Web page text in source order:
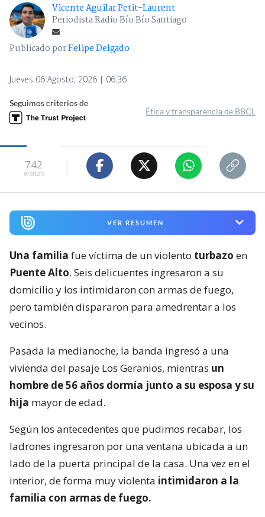
Vicente Aguilar Petit-Laurent
Periodista Radio Bío Bío Santiago
Publicado porFelipe Delgado
Jueves 06 Agosto, 2026 | 06:36
Seguimos criterios de
Ética y transparencia de BBCL
742
visitas
VER RESUMEN
Una familia fue víctima de un violento turbazo en
Puente Alto. Seis delicuentes ingresaron a su
domicilio y los intimidaron con armas de fuego,
pero también dispararon para amedrentar a los
vecinos.
Pasada la medianoche, la banda ingresó a una
vivienda del pasaje Los Geranios, mientras un
hombre de 56 años dormía junto a su esposa y su
hija mayor de edad.
Según los antecedentes que pudimos recabar, los
ladrones ingresaron por una ventana ubicada a un
lado de la puerta principal de la casa. Una vez en el
interior, de forma muy violenta intimidaron a la
familia con armas de fuego.